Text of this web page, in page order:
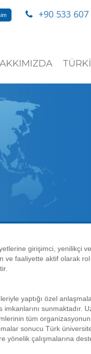
+90 533
girişimci, yenilikçi ve
ve faaliyette aktif olarak
yaptığı özel
sunmaktadır.
tüm
sonucu Türk
çalışmalarına